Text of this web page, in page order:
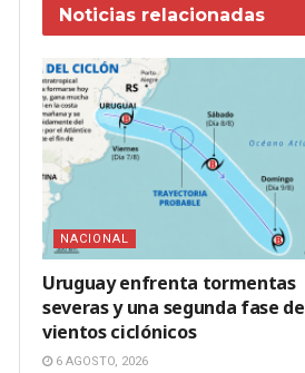
Noticias relacionadas
NACIONAL
Uruguay enfrenta tormentas
severas y una segunda fase de
vientos ciclónicos
6 AGOSTO, 2026